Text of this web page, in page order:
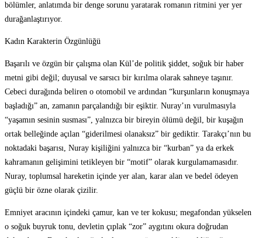
bölümler, anlatımda bir denge sorunu yaratarak romanın ritmini yer yer
durağanlaştırıyor.
Kadın Karakterin Özgünlüğü
Başarılı ve özgün bir çalışma olan Kül’de politik şiddet, soğuk bir haber
metni gibi değil; duyusal ve sarsıcı bir kırılma olarak sahneye taşınır.
Cebeci durağında beliren o otomobil ve ardından “kurşunların konuşmaya
başladığı” an, zamanın parçalandığı bir eşiktir. Nuray’ın vurulmasıyla
“yaşamın sesinin susması”, yalnızca bir bireyin ölümü değil, bir kuşağın
ortak belleğinde açılan “giderilmesi olanaksız” bir gediktir. Tarakçı’nın bu
noktadaki başarısı, Nuray kişiliğini yalnızca bir “kurban” ya da erkek
kahramanın gelişimini tetikleyen bir “motif” olarak kurgulamamasıdır.
Nuray, toplumsal hareketin içinde yer alan, karar alan ve bedel ödeyen
güçlü bir özne olarak çizilir.
Emniyet aracının içindeki çamur, kan ve ter kokusu; megafondan yükselen
o soğuk buyruk tonu, devletin çıplak “zor” aygıtını okura doğrudan